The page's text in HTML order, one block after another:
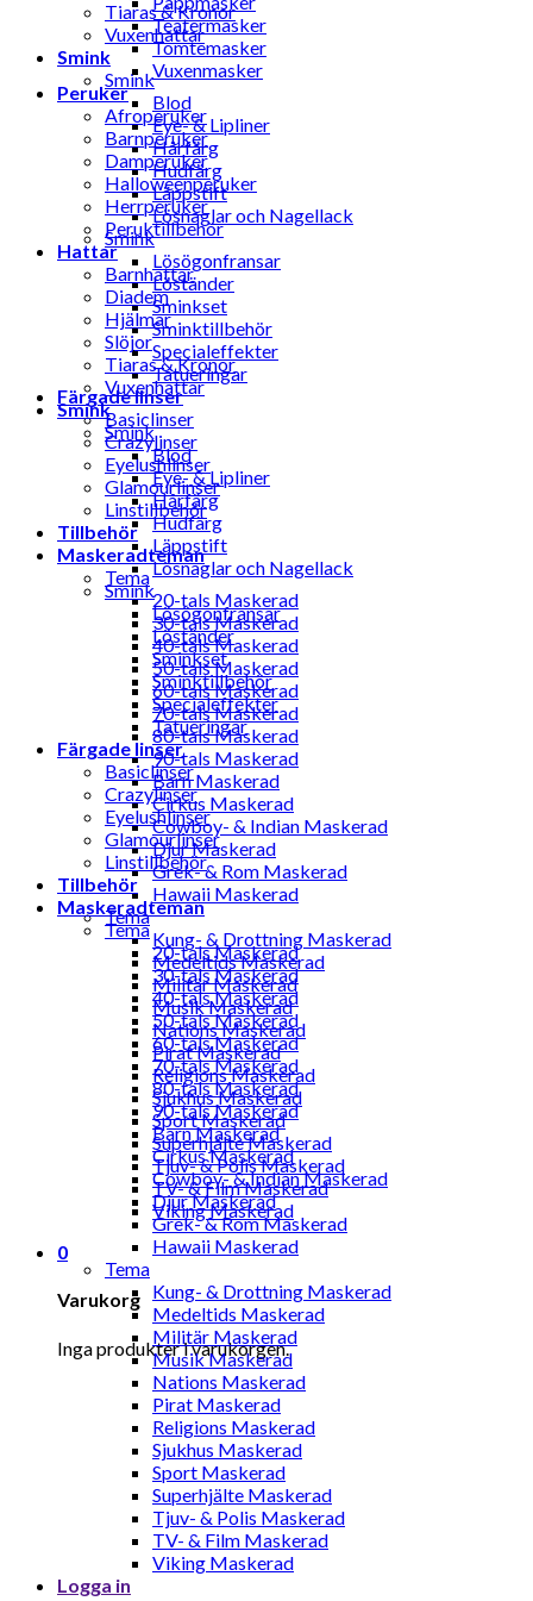
Tiaras & Kronor
Vuxenhattar
Smink
Smink
Blod
Eye- & Lipliner
Hårfärg
Hudfärg
Läppstift
Lösnaglar och Nagellack
Smink
Lösögonfransar
Löständer
Sminkset
Sminktillbehör
Specialeffekter
Tatueringar
Färgade linser
Basiclinser
Crazylinser
Eyelushlinser
Glamourlinser
Linstillbehör
Tillbehör
Maskeradteman
Tema
20-tals Maskerad
30-tals Maskerad
40-tals Maskerad
50-tals Maskerad
60-tals Maskerad
70-tals Maskerad
80-tals Maskerad
90-tals Maskerad
Barn Maskerad
Cirkus Maskerad
Cowboy- & Indian Maskerad
Djur Maskerad
Grek- & Rom Maskerad
Hawaii Maskerad
Tema
Kung- & Drottning Maskerad
Medeltids Maskerad
Militär Maskerad
Musik Maskerad
Nations Maskerad
Pirat Maskerad
Religions Maskerad
Sjukhus Maskerad
Sport Maskerad
Superhjälte Maskerad
Tjuv- & Polis Maskerad
TV- & Film Maskerad
Viking Maskerad
0
Varukorg
Inga produkter i varukorgen.
Teatermasker
Tomtemasker
Vuxenmasker
Peruker
Afroperuker
Barnperuker
Damperuker
Halloweenperuker
Herrperuker
Peruktillbehör
Hattar
Barnhattar
Diadem
Hjälmar
Slöjor
Tiaras & Kronor
Vuxenhattar
Smink
Smink
Blod
Eye- & Lipliner
Hårfärg
Hudfärg
Läppstift
Lösnaglar och Nagellack
Smink
Lösögonfransar
Löständer
Sminkset
Sminktillbehör
Specialeffekter
Tatueringar
Färgade linser
Basiclinser
Crazylinser
Eyelushlinser
Glamourlinser
Linstillbehör
Tillbehör
Maskeradteman
Tema
20-tals Maskerad
30-tals Maskerad
40-tals Maskerad
50-tals Maskerad
60-tals Maskerad
70-tals Maskerad
80-tals Maskerad
90-tals Maskerad
Barn Maskerad
Cirkus Maskerad
Cowboy- & Indian Maskerad
Djur Maskerad
Grek- & Rom Maskerad
Hawaii Maskerad
Tema
Kung- & Drottning Maskerad
Medeltids Maskerad
Militär Maskerad
Musik Maskerad
Nations Maskerad
Pirat Maskerad
Religions Maskerad
Sjukhus Maskerad
Sport Maskerad
Superhjälte Maskerad
Tjuv- & Polis Maskerad
TV- & Film Maskerad
Viking Maskerad
Logga in